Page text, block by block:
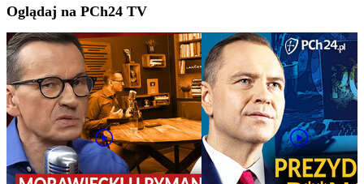
Oglądaj na PCh24 TV